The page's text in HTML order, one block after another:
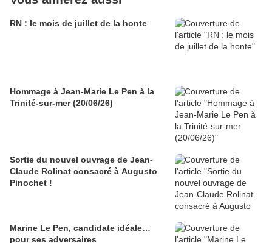
RN : le mois de juillet de la honte
Hommage à Jean-Marie Le Pen à la
Trinité-sur-mer (20/06/26)
Sortie du nouvel ouvrage de Jean-
Claude Rolinat consacré à Augusto
Pinochet !
Marine Le Pen, candidate idéale…
pour ses adversaires